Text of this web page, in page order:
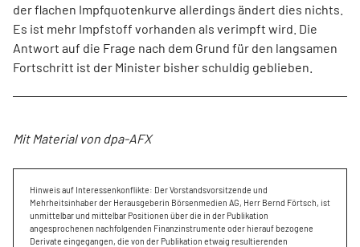
der flachen Impfquotenkurve allerdings ändert dies nichts.
Es ist mehr Impfstoff vorhanden als verimpft wird. Die
Antwort auf die Frage nach dem Grund für den langsamen
Fortschritt ist der Minister bisher schuldig geblieben.
Mit Material von dpa-AFX
Hinweis auf Interessenkonflikte: Der Vorstandsvorsitzende und
Mehrheitsinhaber der Herausgeberin Börsenmedien AG, Herr Bernd Förtsch, ist
unmittelbar und mittelbar Positionen über die in der Publikation
angesprochenen nachfolgenden Finanzinstrumente oder hierauf bezogene
Derivate eingegangen, die von der Publikation etwaig resultierenden